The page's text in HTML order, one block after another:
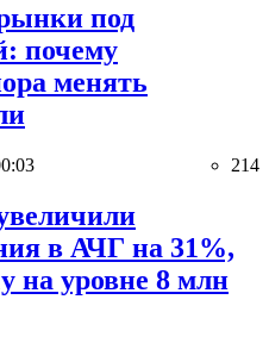
под
почему
менять
214
в АЧГ на 31%,
на уровне 8 млн